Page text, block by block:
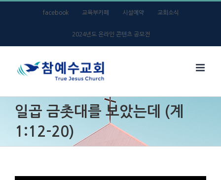
facebook 교육부카페 시설예약 교회소식
2024년도 온라인 콘텐츠 공모전
일곱 금촛대를 보았는데 (계
1:12-20)